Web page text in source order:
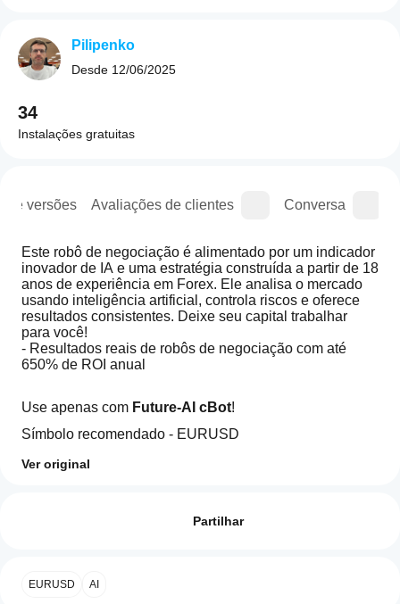
de versões Avaliações de clientes Conversa
Este robô de negociação é alimentado por um indicador
inovador de IA e uma estratégia construída a partir de 18
anos de experiência em Forex. Ele analisa o mercado
usando inteligência artificial, controla riscos e oferece
resultados consistentes. Deixe seu capital trabalhar
para você!
- Resultados reais de robôs de negociação com até
650% de ROI anual
Use apenas com Future-AI cBot!
Símbolo recomendado - EURUSD
Intervalo de tempo recomendado - H3, H2
Ver original
Avaliações de clientes
indicador?
Partilhar
EURUSD AI
Pilipenko
Desde 12/06/2025
34
Instalações gratuitas